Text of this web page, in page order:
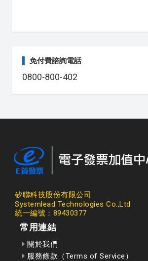
免付費諮詢電話
0800-800-402
矽聯科技股份有限公司
Systemlead Technologies Co.,Ltd
統一編號：89430377
常用連結
關於我們
服務條款（Terms of Service）